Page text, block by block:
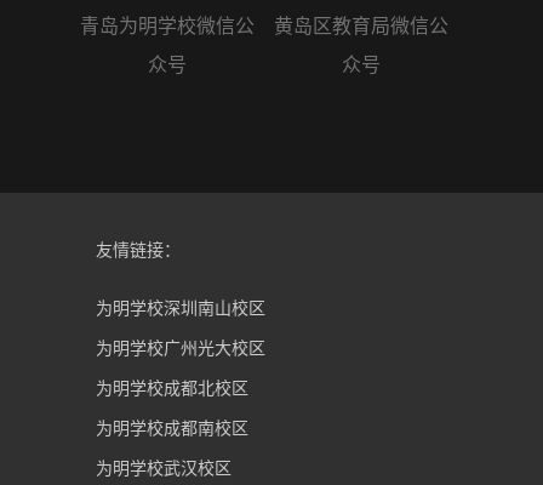
青岛为明学校微信公
众号
黄岛区教育局微信公
众号
友情链接：
为明学校深圳南山校区
为明学校广州光大校区
为明学校成都北校区
为明学校成都南校区
为明学校武汉校区